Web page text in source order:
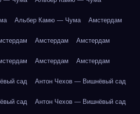
Альбер Камю — Чума Амстердам
Амстердам Амстердам
Амстердам Амстердам
сад Антон Чехов — Вишнёвый сад
сад Антон Чехов — Вишнёвый сад